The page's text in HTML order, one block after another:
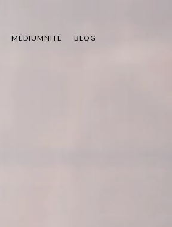
MÉDIUMNITÉ BLOG